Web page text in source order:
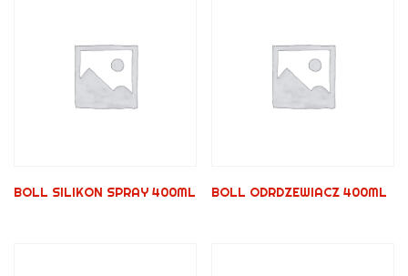
BOLL SILIKON SPRAY 400ML BOLL ODRDZEWIACZ 400ML